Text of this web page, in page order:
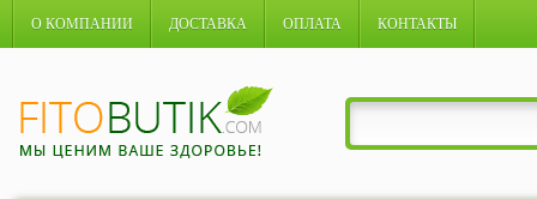
О КОМПАНИИ ДОСТАВКА ОПЛАТА КОНТАКТЫ